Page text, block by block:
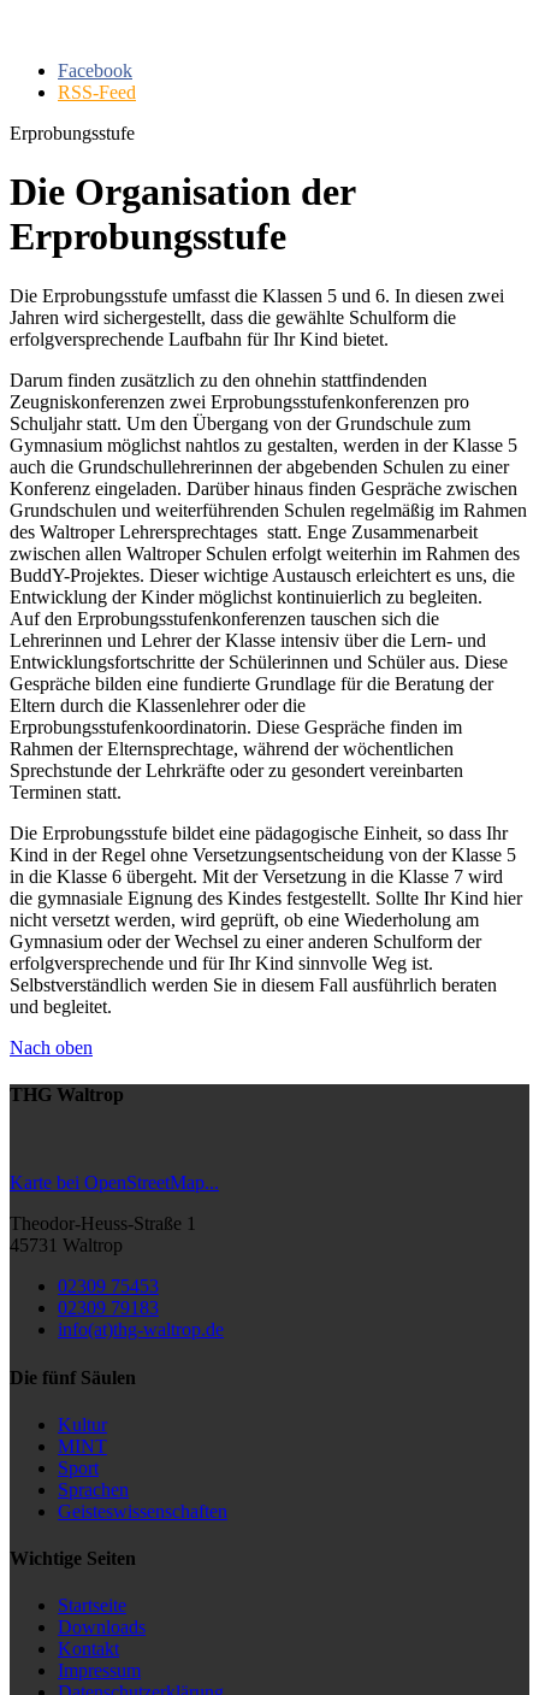
Facebook
RSS-Feed
Erprobungsstufe
Die Organisation der
Erprobungsstufe
Die Erprobungsstufe umfasst die Klassen 5 und 6. In diesen zwei
Jahren wird sichergestellt, dass die gewählte Schulform die
erfolgversprechende Laufbahn für Ihr Kind bietet.
Darum finden zusätzlich zu den ohnehin stattfindenden
Zeugniskonferenzen zwei Erprobungsstufenkonferenzen pro
Schuljahr statt. Um den Übergang von der Grundschule zum
Gymnasium möglichst nahtlos zu gestalten, werden in der Klasse 5
auch die Grundschullehrerinnen der abgebenden Schulen zu einer
Konferenz eingeladen. Darüber hinaus finden Gespräche zwischen
Grundschulen und weiterführenden Schulen regelmäßig im Rahmen
des Waltroper Lehrersprechtages statt. Enge Zusammenarbeit
zwischen allen Waltroper Schulen erfolgt weiterhin im Rahmen des
BuddY-Projektes. Dieser wichtige Austausch erleichtert es uns, die
Entwicklung der Kinder möglichst kontinuierlich zu begleiten.
Auf den Erprobungsstufenkonferenzen tauschen sich die
Lehrerinnen und Lehrer der Klasse intensiv über die Lern- und
Entwicklungsfortschritte der Schülerinnen und Schüler aus. Diese
Gespräche bilden eine fundierte Grundlage für die Beratung der
Eltern durch die Klassenlehrer oder die
Erprobungsstufenkoordinatorin. Diese Gespräche finden im
Rahmen der Elternsprechtage, während der wöchentlichen
Sprechstunde der Lehrkräfte oder zu gesondert vereinbarten
Terminen statt.
Die Erprobungsstufe bildet eine pädagogische Einheit, so dass Ihr
Kind in der Regel ohne Versetzungsentscheidung von der Klasse 5
in die Klasse 6 übergeht. Mit der Versetzung in die Klasse 7 wird
die gymnasiale Eignung des Kindes festgestellt. Sollte Ihr Kind hier
nicht versetzt werden, wird geprüft, ob eine Wiederholung am
Gymnasium oder der Wechsel zu einer anderen Schulform der
erfolgversprechende und für Ihr Kind sinnvolle Weg ist.
Selbstverständlich werden Sie in diesem Fall ausführlich beraten
und begleitet.
Nach oben
THG Waltrop
Karte bei OpenStreetMap...
Theodor-Heuss-Straße 1
45731 Waltrop
02309 75453
02309 79183
info(at)thg-waltrop.de
Die fünf Säulen
Kultur
MINT
Sport
Sprachen
Geisteswissenschaften
Wichtige Seiten
Startseite
Downloads
Kontakt
Impressum